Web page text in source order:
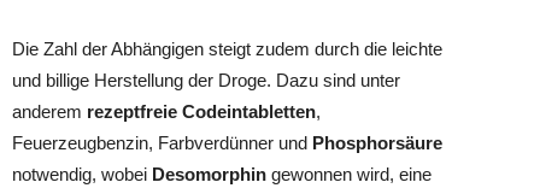
Die Zahl der Abhängigen steigt zudem durch die leichte
und billige Herstellung der Droge. Dazu sind unter
anderem rezeptfreie Codeintabletten,
Feuerzeugbenzin, Farbverdünner und Phosphorsäure
notwendig, wobei Desomorphin gewonnen wird, eine